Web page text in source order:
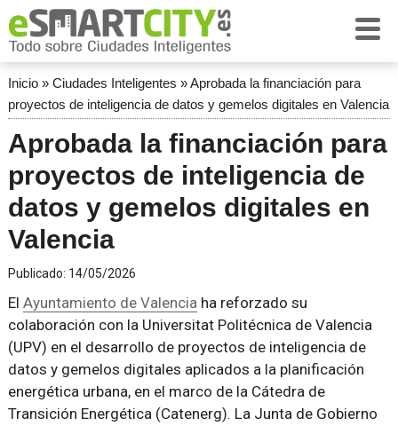
Inicio» Ciudades Inteligentes »Aprobada la financiación para
proyectos de inteligencia de datos y gemelos digitales en Valencia
Aprobada la financiación para
proyectos de inteligencia de
datos y gemelos digitales en
Valencia
Publicado: 14/05/2026
El Ayuntamiento de Valenciaha reforzado su
colaboración con la Universitat Politécnica de Valencia
(UPV) en el desarrollo de proyectos de inteligencia de
datos y gemelos digitales aplicados a la planificación
energética urbana, en el marco de la Cátedra de
Transición Energética (Catenerg). La Junta de Gobierno